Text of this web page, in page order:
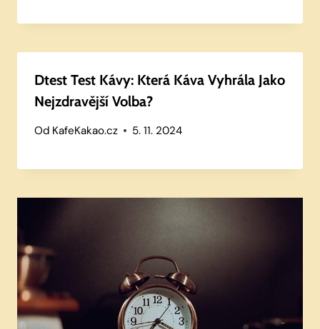
Dtest Test Kávy: Která Káva Vyhrála Jako
Nejzdravější Volba?
Od KafeKakao.cz 5. 11. 2024